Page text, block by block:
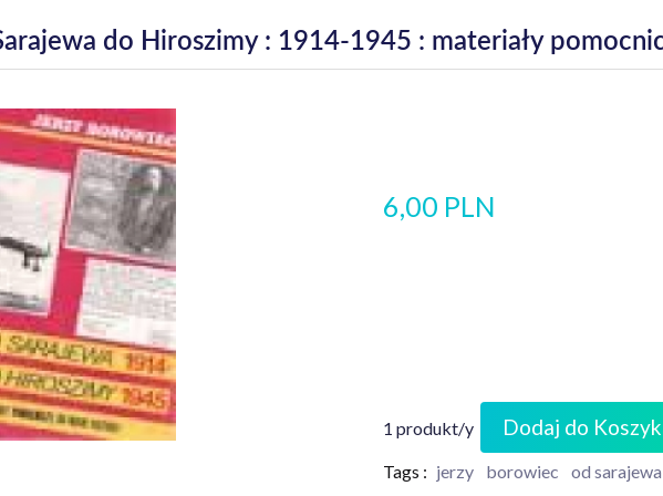
do Hiroszimy : 1914-1945 : materiały
6,00 PLN
1 produkt/y Dodaj do
Tags : jerzy borowiec od sarajewa